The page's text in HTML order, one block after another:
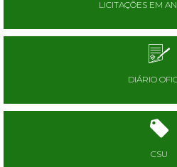
LICITAÇÕES EM
DIÁRIO
CSU